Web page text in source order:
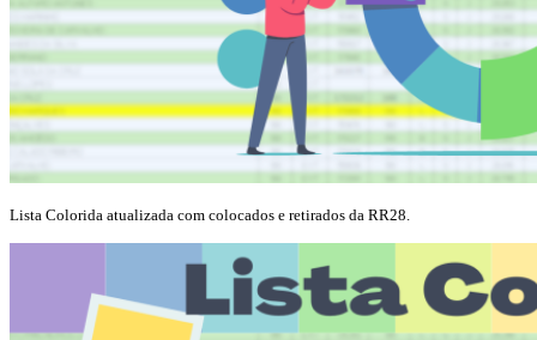
Lista Colorida atualizada com colocados e retirados da RR28.